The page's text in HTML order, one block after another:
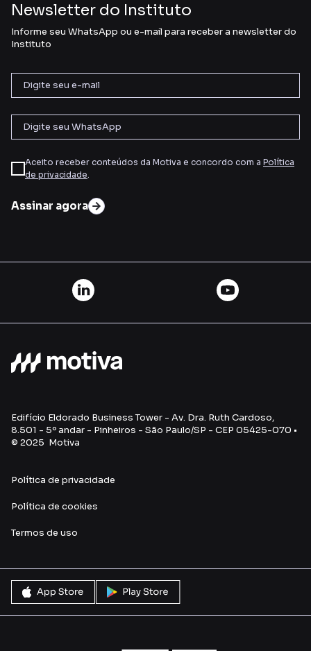
Newsletter do Instituto
Informe seu WhatsApp ou e-mail para receber a newsletter do
Instituto
Aceito receber conteúdos da Motiva e concordo com a Política
de privacidade.
Assinar agora
Edifício Eldorado Business Tower - Av. Dra. Ruth Cardoso,
8.501 - 5º andar - Pinheiros - São Paulo/SP - CEP 05425-070 •
© 2025 Motiva
Política de privacidade
Política de cookies
Termos de uso